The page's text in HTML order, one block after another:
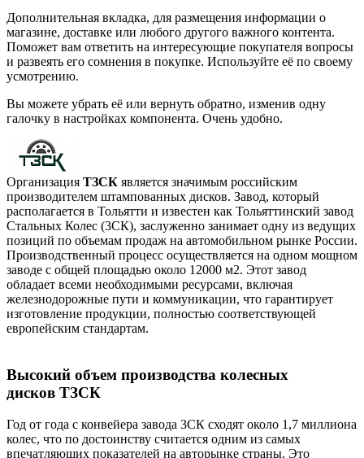
Дополнительная вкладка, для размещения информации о
магазине, доставке или любого другого важного контента.
Поможет вам ответить на интересующие покупателя вопросы
и развеять его сомнения в покупке. Используйте её по своему
усмотрению.
Вы можете убрать её или вернуть обратно, изменив одну
галочку в настройках компонента. Очень удобно.
Организация ТЗСК является значимым российским
производителем штампованных дисков. Завод, который
располагается в Тольятти и известен как Тольяттинский завод
Стальных Колес (3СК), заслуженно занимает одну из ведущих
позиций по объемам продаж на автомобильном рынке России.
Производственный процесс осуществляется на одном мощном
заводе с общей площадью около 12000 м2. Этот завод
обладает всеми необходимыми ресурсами, включая
железнодорожные пути и коммуникации, что гарантирует
изготовление продукции, полностью соответствующей
европейским стандартам.
Высокий объем производства колесных
дисков ТЗСК
Год от года с конвейера завода 3СК сходят около 1,7 миллиона
колес, что по достоинству считается одним из самых
впечатляющих показателей на авторынке страны. Это